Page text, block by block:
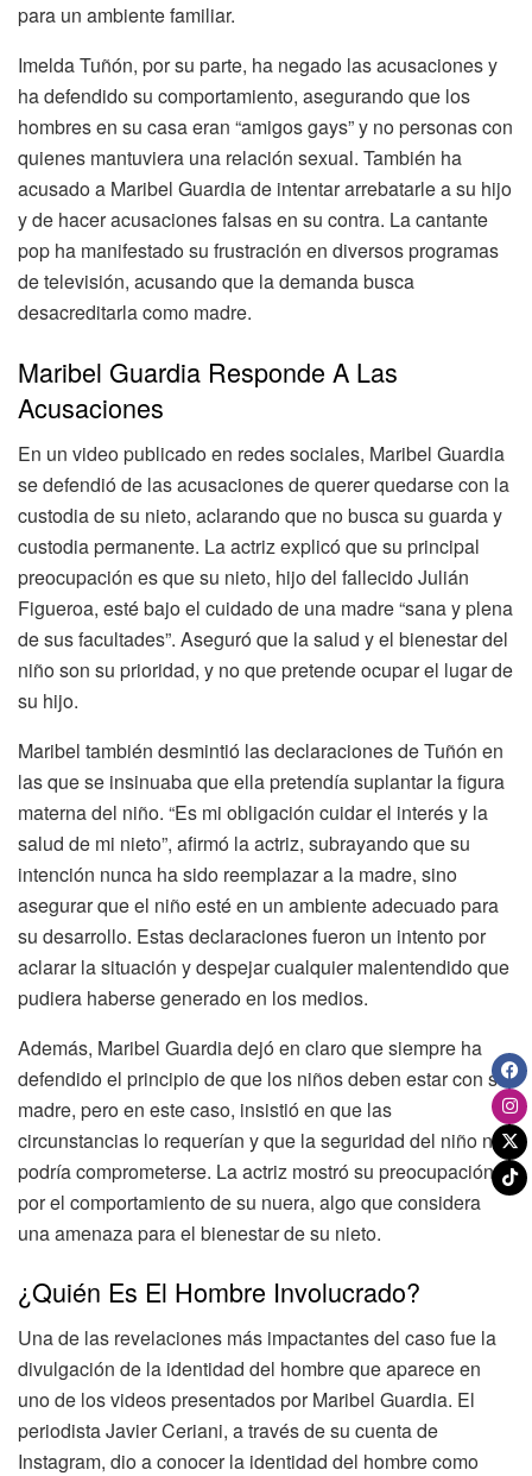
para un ambiente familiar.
Imelda Tuñón, por su parte, ha negado las acusaciones y
ha defendido su comportamiento, asegurando que los
hombres en su casa eran “amigos gays” y no personas con
quienes mantuviera una relación sexual. También ha
acusado a Maribel Guardia de intentar arrebatarle a su hijo
y de hacer acusaciones falsas en su contra. La cantante
pop ha manifestado su frustración en diversos programas
de televisión, acusando que la demanda busca
desacreditarla como madre.
Maribel Guardia Responde A Las
Acusaciones
En un video publicado en redes sociales, Maribel Guardia
se defendió de las acusaciones de querer quedarse con la
custodia de su nieto, aclarando que no busca su guarda y
custodia permanente. La actriz explicó que su principal
preocupación es que su nieto, hijo del fallecido Julián
Figueroa, esté bajo el cuidado de una madre “sana y plena
de sus facultades”. Aseguró que la salud y el bienestar del
niño son su prioridad, y no que pretende ocupar el lugar de
su hijo.
Maribel también desmintió las declaraciones de Tuñón en
las que se insinuaba que ella pretendía suplantar la figura
materna del niño. “Es mi obligación cuidar el interés y la
salud de mi nieto”, afirmó la actriz, subrayando que su
intención nunca ha sido reemplazar a la madre, sino
asegurar que el niño esté en un ambiente adecuado para
su desarrollo. Estas declaraciones fueron un intento por
aclarar la situación y despejar cualquier malentendido que
pudiera haberse generado en los medios.
Además, Maribel Guardia dejó en claro que siempre ha
defendido el principio de que los niños deben estar con su
madre, pero en este caso, insistió en que las
circunstancias lo requerían y que la seguridad del niño no
podría comprometerse. La actriz mostró su preocupación
por el comportamiento de su nuera, algo que considera
una amenaza para el bienestar de su nieto.
¿Quién Es El Hombre Involucrado?
Una de las revelaciones más impactantes del caso fue la
divulgación de la identidad del hombre que aparece en
uno de los videos presentados por Maribel Guardia. El
periodista Javier Ceriani, a través de su cuenta de
Instagram, dio a conocer la identidad del hombre como